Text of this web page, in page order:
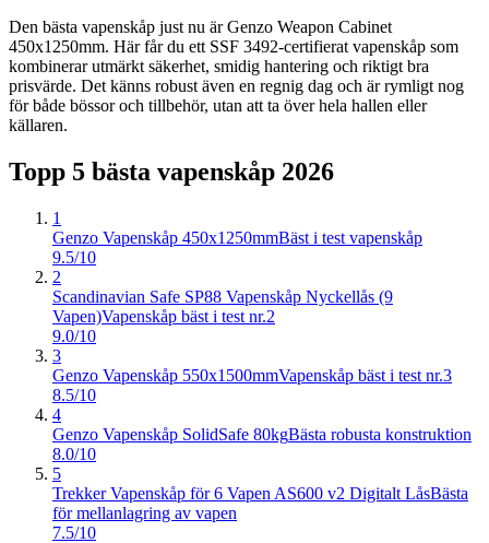
Den bästa vapenskåp just nu är Genzo Weapon Cabinet
450x1250mm. Här får du ett SSF 3492-certifierat vapenskåp som
kombinerar utmärkt säkerhet, smidig hantering och riktigt bra
prisvärde. Det känns robust även en regnig dag och är rymligt nog
för både bössor och tillbehör, utan att ta över hela hallen eller
källaren.
Topp 5 bästa vapenskåp 2026
1
Genzo Vapenskåp 450x1250mmBäst i test vapenskåp
9.5/10
2
Scandinavian Safe SP88 Vapenskåp Nyckellås (9
Vapen)Vapenskåp bäst i test nr.2
9.0/10
3
Genzo Vapenskåp 550x1500mmVapenskåp bäst i test nr.3
8.5/10
4
Genzo Vapenskåp SolidSafe 80kgBästa robusta konstruktion
8.0/10
5
Trekker Vapenskåp för 6 Vapen AS600 v2 Digitalt LåsBästa
för mellanlagring av vapen
7.5/10